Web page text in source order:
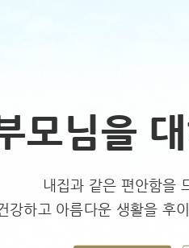
모님을
내집과 같은 편안함을
강하고 아름다운 생활을 후